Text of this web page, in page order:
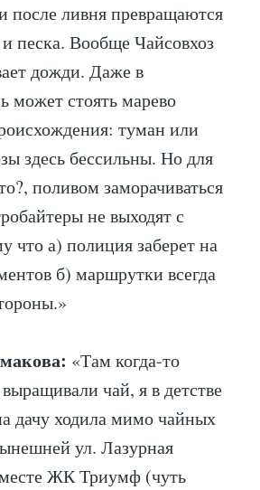
после ливня превращаются
песка. Вообще Чайсовхоз
дожди. Даже в
может стоять марево
туман или
здесь бессильны. Но для
поливом заморачиваться
не выходят с
что а) полиция заберет на
б) маршрутки всегда
«Там когда-то
чай, я в детстве
дачу ходила мимо чайных
ул. Лазурная
ЖК Триумф (чуть